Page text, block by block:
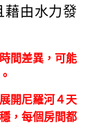
藉由水力發
間差異，可能
開尼羅河４天
，每個房間都